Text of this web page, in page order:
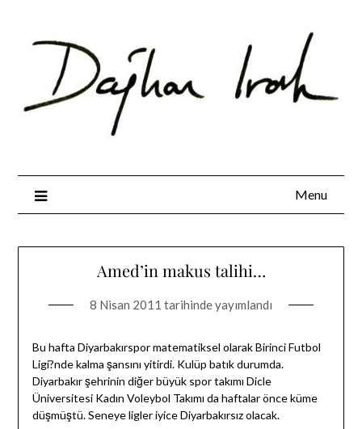
content
Menu
Amed’in makus talihi…
8 Nisan 2011 tarihinde yayımlandı
Bu hafta Diyarbakırspor matematiksel olarak Birinci Futbol
Ligi?nde kalma şansını yitirdi. Kulüp batık durumda.
Diyarbakır şehrinin diğer büyük spor takımı Dicle
Üniversitesi Kadın Voleybol Takımı da haftalar önce küme
düşmüştü. Seneye ligler iyice Diyarbakırsız olacak.